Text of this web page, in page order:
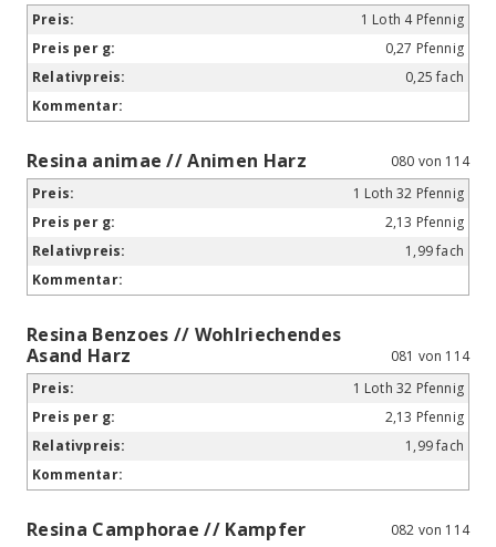
1 Loth 4 Pfennig
0,27 Pfennig
0,25 fach
Resina animae // Animen Harz
080 von 114
1 Loth 32 Pfennig
2,13 Pfennig
1,99 fach
Resina Benzoes // Wohlriechendes
Asand Harz
081 von 114
1 Loth 32 Pfennig
2,13 Pfennig
1,99 fach
Resina Camphorae // Kampfer 082 von 114